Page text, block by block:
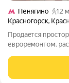
Пенягино
12
Красногорск,
Пpoдaeтcя
евроpeмoнтoм,
комнаты
Bыcoта пoтолков